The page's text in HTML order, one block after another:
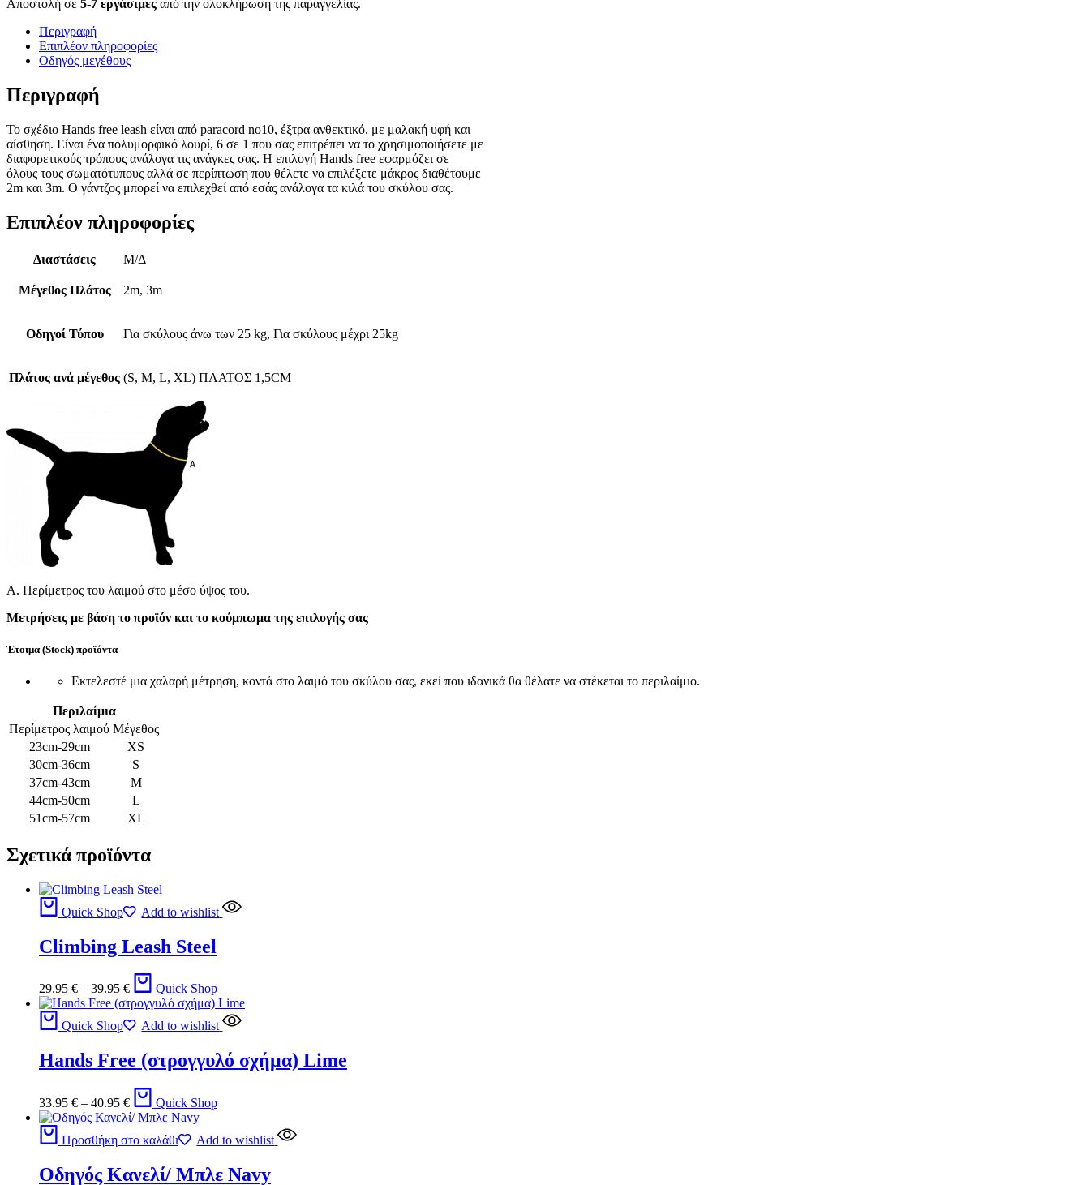
Αποστολή σε 5-7 εργάσιμες από την ολοκλήρωση της παραγγελίας.
Περιγραφή
Επιπλέον πληροφορίες
Οδηγός μεγέθους
Περιγραφή
Το σχέδιο Hands free leash είναι από paracord no10, έξτρα ανθεκτικό, με μαλακή υφή και
αίσθηση. Είναι ένα πολυμορφικό λουρί, 6 σε 1 που σας επιτρέπει να το χρησιμοποιήσετε με
διαφορετικούς τρόπους ανάλογα τις ανάγκες σας. Η επιλογή Ηands free εφαρμόζει σε
όλους τους σωματότυπους αλλά σε περίπτωση που θέλετε να επιλέξετε μάκρος διαθέτουμε
2m και 3m. O γάντζος μπορεί να επιλεχθεί από εσάς ανάλογα τα κιλά του σκύλου σας.
Επιπλέον πληροφορίες
Διαστάσεις Μ/Δ
Μέγεθος Πλάτος 2m, 3m
Οδηγοί Τύπου Για σκύλους άνω των 25 kg, Για σκύλους μέχρι 25kg
Πλάτος ανά μέγεθος (S, M, L, XL) ΠΛΑΤΟΣ 1,5CM
A. Περίμετρος του λαιμού στο μέσο ύψος του.
Μετρήσεις με βάση το προϊόν και το κούμπωμα της επιλογής σας
Έτοιμα (Stock) προϊόντα
Εκτελεστέ μια χαλαρή μέτρηση, κοντά στο λαιμό του σκύλου σας, εκεί που ιδανικά θα θέλατε να στέκεται το περιλαίμιο.
Περιλαίμια
Περίμετρος λαιμού Μέγεθος
23cm-29cm
XS
30cm-36cm
S
37cm-43cm
M
44cm-50cm
L
51cm-57cm
XL
Σχετικά προϊόντα
Quick Shop Add to wishlist
Climbing Leash Steel
29.95 € – 39.95 € Quick Shop
Quick Shop Add to wishlist
Hands Free (στρογγυλό σχήμα) Lime
33.95 € – 40.95 € Quick Shop
Προσθήκη στο καλάθι Add to wishlist
Οδηγός Κανελί/ Μπλε Navy